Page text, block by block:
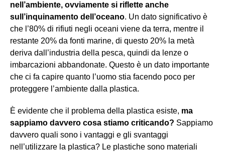
nell’ambiente, ovviamente si riflette anche
sull’inquinamento dell’oceano. Un dato significativo è
che l’80% di rifiuti negli oceani viene da terra, mentre il
restante 20% da fonti marine, di questo 20% la metà
deriva dall’industria della pesca, quindi da lenze o
imbarcazioni abbandonate. Questo è un dato importante
che ci fa capire quanto l’uomo stia facendo poco per
proteggere l’ambiente dalla plastica.
È evidente che il problema della plastica esiste, ma
sappiamo davvero cosa stiamo criticando? Sappiamo
davvero quali sono i vantaggi e gli svantaggi
nell’utilizzare la plastica? Le plastiche sono materiali